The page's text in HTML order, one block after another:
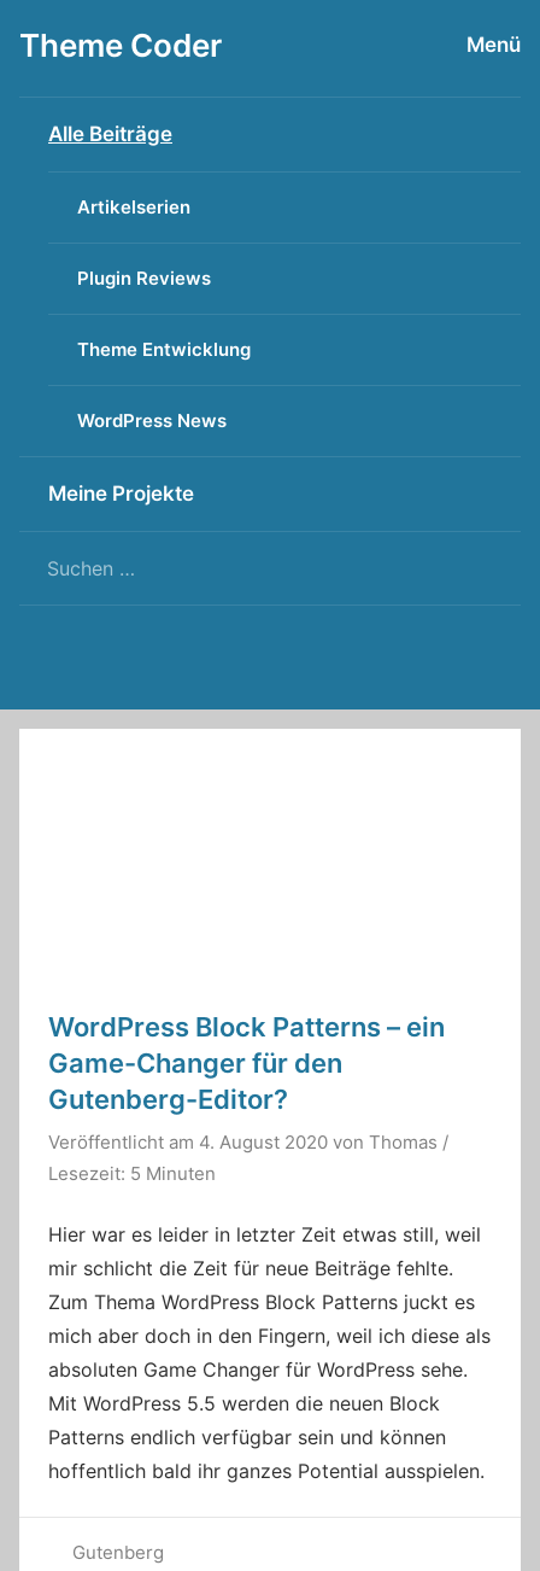
Inhalt
Theme Coder Menü
Alle Beiträge
Artikelserien
Plugin Reviews
Theme Entwicklung
WordPress News
Meine Projekte
WordPress Block Patterns – ein
Game-Changer für den
Gutenberg-Editor?
Veröffentlicht am 4. August 2020 von Thomas /
Lesezeit: 5 Minuten
Hier war es leider in letzter Zeit etwas still, weil
mir schlicht die Zeit für neue Beiträge fehlte.
Zum Thema WordPress Block Patterns juckt es
mich aber doch in den Fingern, weil ich diese als
absoluten Game Changer für WordPress sehe.
Mit WordPress 5.5 werden die neuen Block
Patterns endlich verfügbar sein und können
hoffentlich bald ihr ganzes Potential ausspielen.
Gutenberg